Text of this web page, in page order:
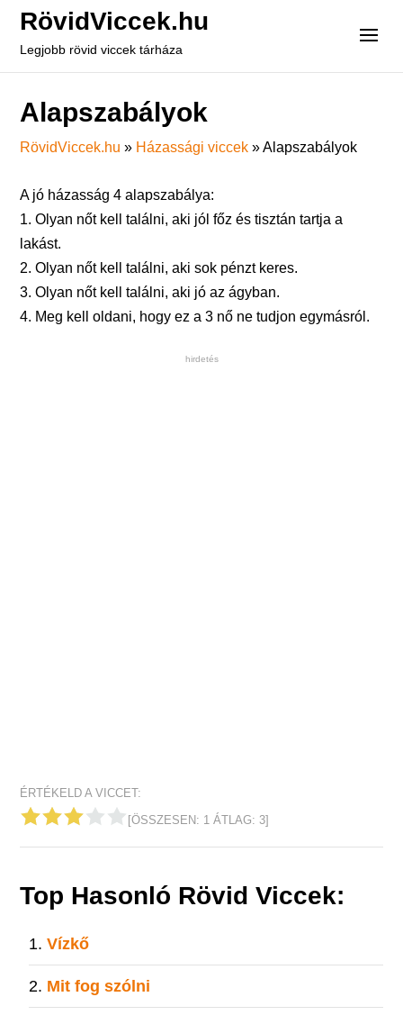
RövidViccek.hu
Legjobb rövid viccek tárháza
Alapszabályok
RövidViccek.hu » Házassági viccek »Alapszabályok
A jó házasság 4 alapszabálya:
1. Olyan nőt kell találni, aki jól főz és tisztán tartja a
lakást.
2. Olyan nőt kell találni, aki sok pénzt keres.
3. Olyan nőt kell találni, aki jó az ágyban.
4. Meg kell oldani, hogy ez a 3 nő ne tudjon egymásról.
hirdetés
ÉRTÉKELD A VICCET:
[ÖSSZESEN: 1 ÁTLAG: 3]
Top Hasonló Rövid Viccek:
Vízkő
Mit fog szólni